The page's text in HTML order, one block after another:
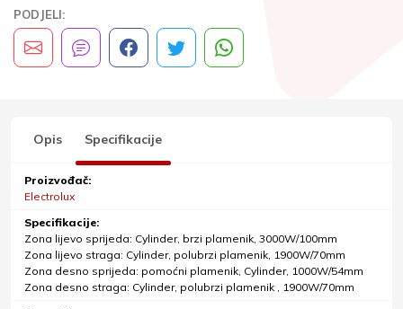
PODJELI:
Opis Specifikacije
Proizvođač:
Electrolux
Specifikacije:
Zona lijevo sprijeda: Cylinder, brzi plamenik, 3000W/100mm
Zona lijevo straga: Cylinder, polubrzi plamenik, 1900W/70mm
Zona desno sprijeda: pomoćni plamenik, Cylinder, 1000W/54mm
Zona desno straga: Cylinder, polubrzi plamenik , 1900W/70mm